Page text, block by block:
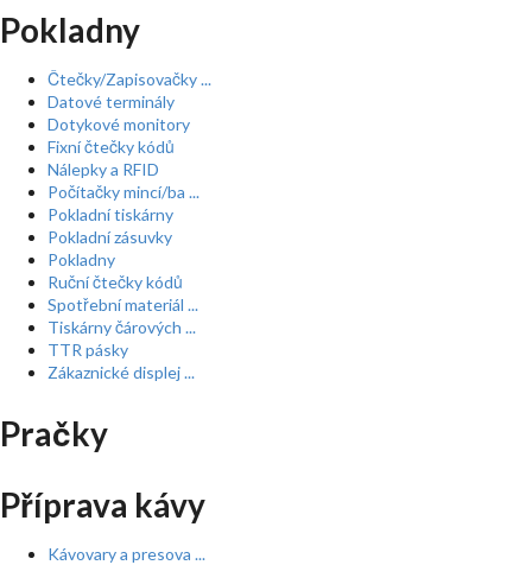
Pokladny
Čtečky/Zapisovačky ...
Datové terminály
Dotykové monitory
Fixní čtečky kódů
Nálepky a RFID
Počítačky mincí/ba ...
Pokladní tiskárny
Pokladní zásuvky
Pokladny
Ruční čtečky kódů
Spotřební materiál ...
Tiskárny čárových ...
TTR pásky
Zákaznické displej ...
Pračky
Příprava kávy
Kávovary a presova ...